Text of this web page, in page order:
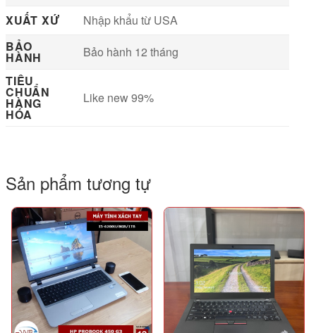
XUẤT XỨ
Nhập khẩu từ USA
BẢO
HÀNH
Bảo hành 12 tháng
TIÊU
CHUẨN
HÀNG
HÓA
Like new 99%
Sản phẩm tương tự